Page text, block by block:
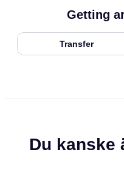
Getting
Transfer
Du kanske